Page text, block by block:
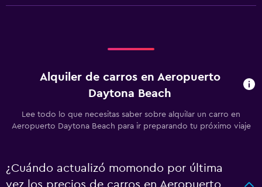
Alquiler de carros en Aeropuerto
Daytona Beach
Lee todo lo que necesitas saber sobre alquilar un carro en
Aeropuerto Daytona Beach para ir preparando tu próximo viaje
¿Cuándo actualizó momondo por última
vez los precios de carros en Aeropuerto